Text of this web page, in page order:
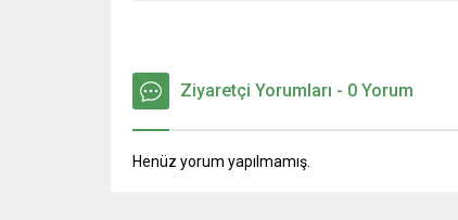
Ziyaretçi Yorumları - 0 Yorum
Henüz yorum yapılmamış.